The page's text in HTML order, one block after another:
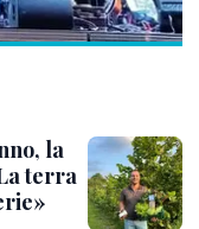
la
terra